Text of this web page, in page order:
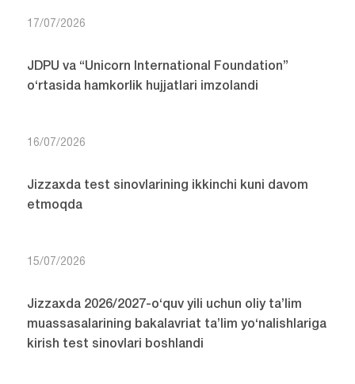
17/07/2026
JDPU va “Unicorn International Foundation”
o‘rtasida hamkorlik hujjatlari imzolandi
16/07/2026
Jizzaxda test sinovlarining ikkinchi kuni davom
etmoqda
15/07/2026
Jizzaxda 2026/2027-o‘quv yili uchun oliy ta’lim
muassasalarining bakalavriat ta’lim yo‘nalishlariga
kirish test sinovlari boshlandi